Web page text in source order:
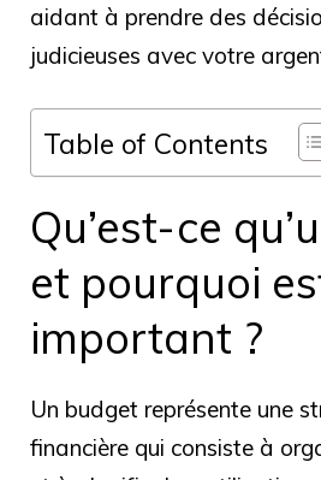
aidant à prendre des
judicieuses avec votre
Table of Contents
Qu’est-ce
et pourquoi
important ?
Un budget représente une
financière qui consiste à